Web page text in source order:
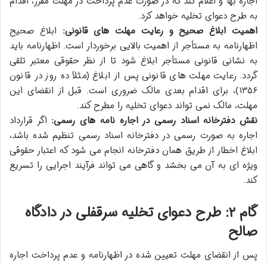
به طرح دعوای تخلیه خواهد کرد.
اهمیت ابلاغ صحیح و رعایت مهلت های قانونی: ابلاغ صحیح
اظهارنامه به مستأجر از اهمیت بالایی برخوردار است. اظهارنامه باید
به نشانی قانونی مستأجر ابلاغ شود تا از نظر حقوقی معتبر تلقی
گردد. رعایت مهلت های قانونی پس از ابلاغ (مثلاً ده روز در قانون
۱۳۵۶)، برای اقدام بعدی مالک ضروری است. قبل از انقضای این
مهلت، مالک نمی تواند دعوای تخلیه را مطرح کند.
نقش دفترخانه اسناد رسمی در اجاره نامه های رسمی: اگر قرارداد
اجاره به صورت رسمی در دفترخانه اسناد رسمی تنظیم شده باشد،
ابلاغ اخطار از طریق همان دفترخانه انجام می شود که اعتبار حقوقی
ویژه ای به آن می بخشد و گاهی می تواند فرآیند اجرایی را تسریع
کند.
گام ۲: طرح دعوای تخلیه سرقفلی در دادگاه
صالح
پس از انقضای مهلت تعیین شده در اظهارنامه و عدم پرداخت اجاره